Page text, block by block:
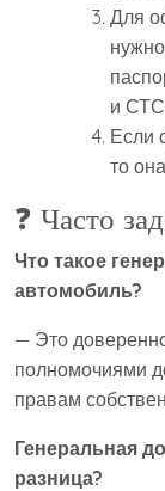
Для
и
Если
то
❓ Часто
Что такое
автомобиль?
— Это
полномочиями
правам
Генеральная
разница?